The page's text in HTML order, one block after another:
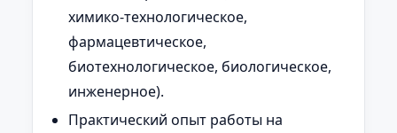
химико-технологическое,
фармацевтическое,
биотехнологическое, биологическое,
инженерное).
Практический опыт работы на